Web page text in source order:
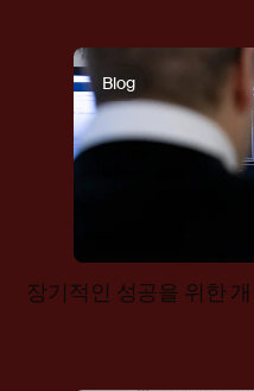
Blog
장기적인 성공을 위한